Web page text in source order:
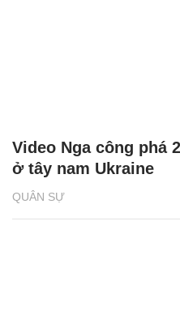
QUÂN SỰ
Video Nga công phá
ở tây nam Ukraine